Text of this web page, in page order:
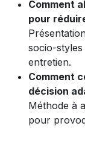
Comment
pour
socio-
entretien.
Comment
décision
Méthode à
pour